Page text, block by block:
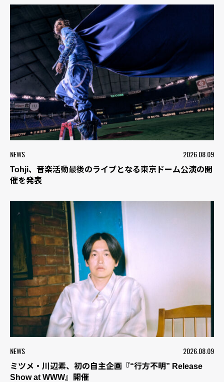
NEWS 2026.08.09
Tohji、音楽活動最後のライブとなる東京ドーム公演の開
催を発表
NEWS 2026.08.09
ミツメ・川辺素、初の自主企画『“行方不明” Release
Show at WWW』開催